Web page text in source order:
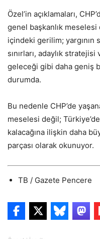
Özel’in açıklamaları,
genel başkanlık meselesi
içindeki gerilim;
sınırları, adaylık
geleceği gibi daha geniş
durumda.
Bu nedenle CHP’de
meselesi değil;
kalacağına ilişkin daha
parçası olarak okunuyor.
TB / Gazete Pencere